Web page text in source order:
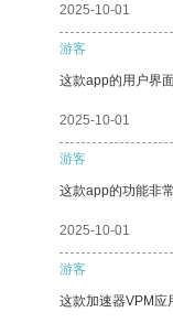
2025-10-01
游客
这款app的用户界
2025-10-01
游客
这款app的功能非
2025-10-01
游客
这款加速器VPM应